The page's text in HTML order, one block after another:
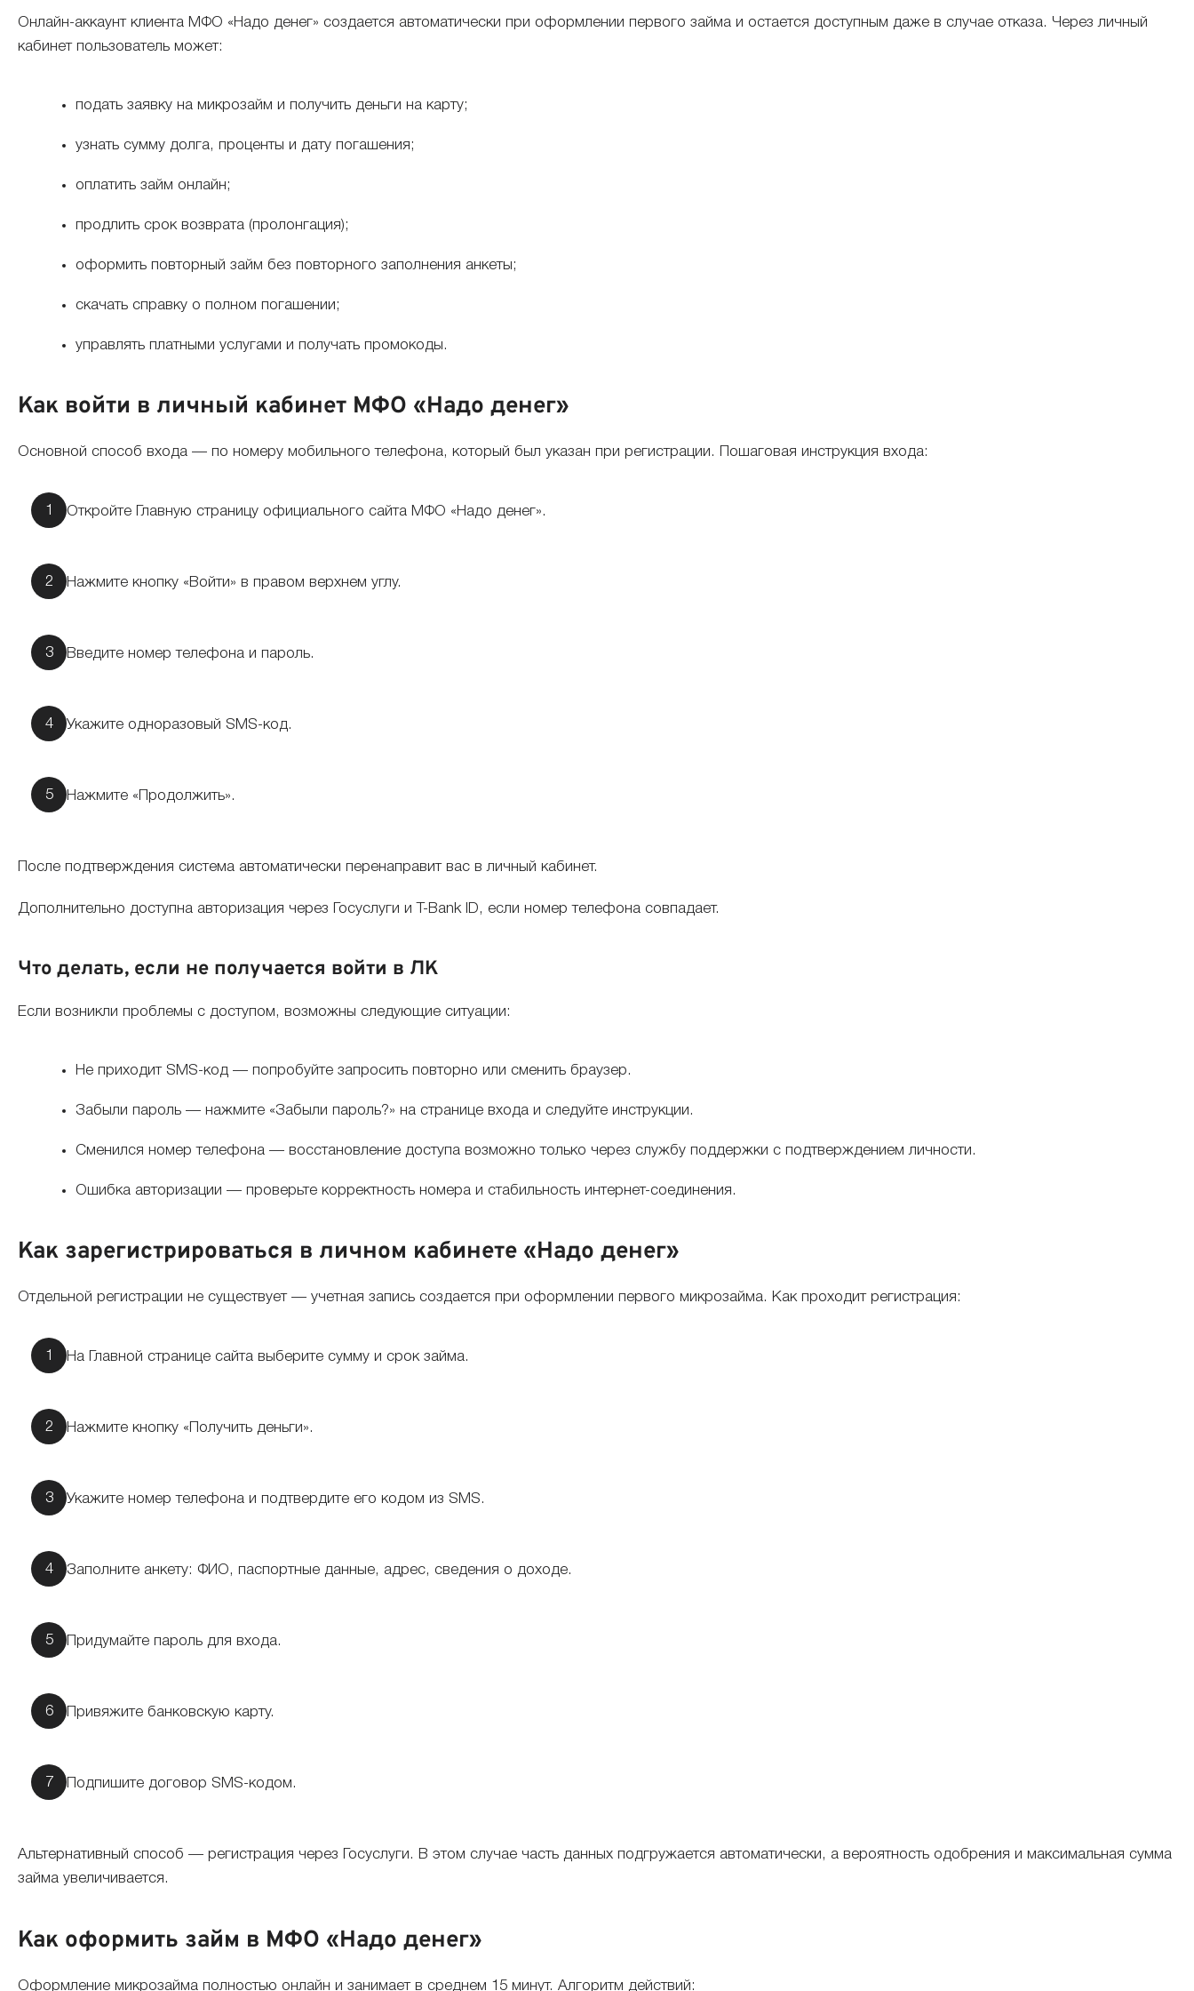
Онлайн-аккаунт клиента МФО «Надо денег» создается автоматически при оформлении первого займа и остается доступным даже в случае отказа. Через личный
кабинет пользователь может:
подать заявку на микрозайм и получить деньги на карту;
узнать сумму долга, проценты и дату погашения;
оплатить займ онлайн;
продлить срок возврата (пролонгация);
оформить повторный займ без повторного заполнения анкеты;
скачать справку о полном погашении;
управлять платными услугами и получать промокоды.
Как войти в личный кабинет МФО «Надо денег»
Основной способ входа — по номеру мобильного телефона, который был указан при регистрации. Пошаговая инструкция входа:
Откройте Главную страницу официального сайта МФО «Надо денег».
Нажмите кнопку «Войти» в правом верхнем углу.
Введите номер телефона и пароль.
Укажите одноразовый SMS-код.
Нажмите «Продолжить».
После подтверждения система автоматически перенаправит вас в личный кабинет.
Дополнительно доступна авторизация через Госуслуги и T-Bank ID, если номер телефона совпадает.
Что делать, если не получается войти в ЛК
Если возникли проблемы с доступом, возможны следующие ситуации:
Не приходит SMS-код — попробуйте запросить повторно или сменить браузер.
Забыли пароль — нажмите «Забыли пароль?» на странице входа и следуйте инструкции.
Сменился номер телефона — восстановление доступа возможно только через службу поддержки с подтверждением личности.
Ошибка авторизации — проверьте корректность номера и стабильность интернет-соединения.
Как зарегистрироваться в личном кабинете «Надо денег»
Отдельной регистрации не существует — учетная запись создается при оформлении первого микрозайма. Как проходит регистрация:
На Главной странице сайта выберите сумму и срок займа.
Нажмите кнопку «Получить деньги».
Укажите номер телефона и подтвердите его кодом из SMS.
Заполните анкету: ФИО, паспортные данные, адрес, сведения о доходе.
Придумайте пароль для входа.
Привяжите банковскую карту.
Подпишите договор SMS-кодом.
Альтернативный способ — регистрация через Госуслуги. В этом случае часть данных подгружается автоматически, а вероятность одобрения и максимальная сумма
займа увеличивается.
Как оформить займ в МФО «Надо денег»
Оформление микрозайма полностью онлайн и занимает в среднем 15 минут. Алгоритм действий: